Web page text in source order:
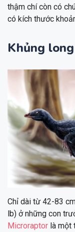
thậm chí còn có
có kích thước
Khủng
Chỉ dài từ 42-83
lb) ở những con
Microraptor là một